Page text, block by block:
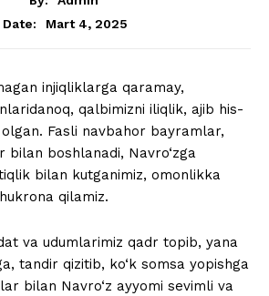
Date:
Mart 4, 2025
injiqliklarga qaramay,
qalbimizni iliqlik, ajib his-
Fasli navbahor bayramlar,
boshlanadi, Navro‘zga
bilan kutganimiz, omonlikka
qilamiz.
va udumlarimiz qadr topib, yana
tandir qizitib, ko‘k somsa yopishga
bilan Navro‘z ayyomi sevimli va